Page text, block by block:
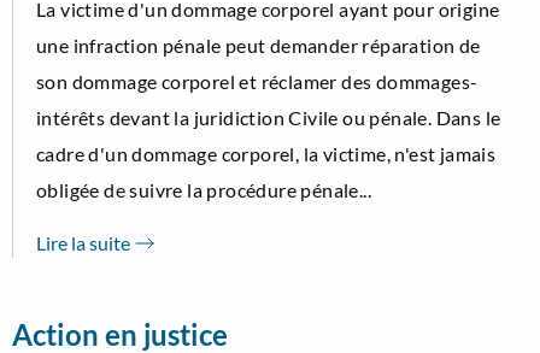
La victime d'un dommage corporel ayant pour origine
une infraction pénale peut demander réparation de
son dommage corporel et réclamer des dommages-
intérêts devant la juridiction Civile ou pénale. Dans le
cadre d'un dommage corporel, la victime, n'est jamais
obligée de suivre la procédure pénale...
Lire la suite
Action en justice